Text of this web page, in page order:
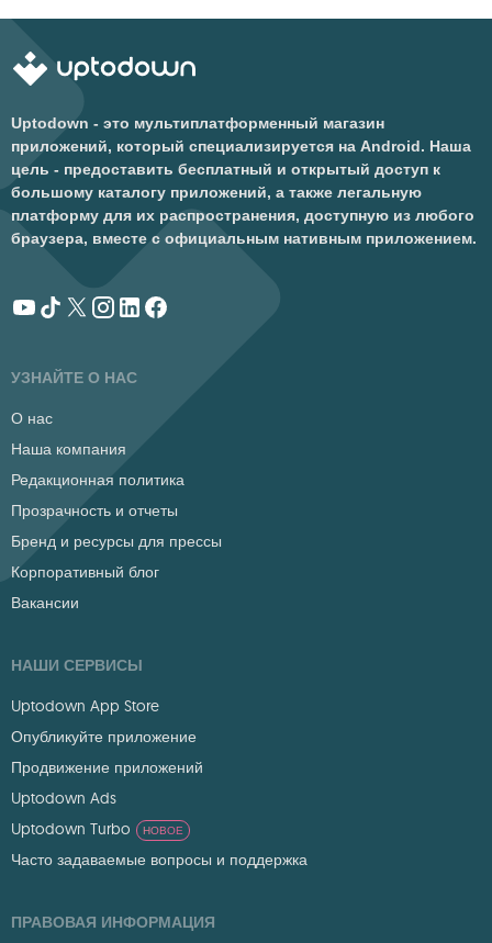
Uptodown - это мультиплатформенный магазин
приложений, который специализируется на Android. Наша
цель - предоставить бесплатный и открытый доступ к
большому каталогу приложений, а также легальную
платформу для их распространения, доступную из любого
браузера, вместе с официальным нативным приложением.
УЗНАЙТЕ О НАС
О нас
Наша компания
Редакционная политика
Прозрачность и отчеты
Бренд и ресурсы для прессы
Корпоративный блог
Вакансии
НАШИ СЕРВИСЫ
Uptodown App Store
Опубликуйте приложение
Продвижение приложений
Uptodown Ads
Uptodown Turbo
НОВОЕ
Часто задаваемые вопросы и поддержка
ПРАВОВАЯ ИНФОРМАЦИЯ